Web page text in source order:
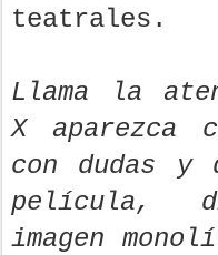
teatrales.
Llama la
X aparezca
con dudas y
película,
imagen